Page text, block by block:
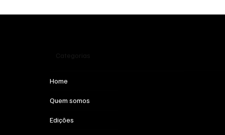
Home
Quem somos
Edições